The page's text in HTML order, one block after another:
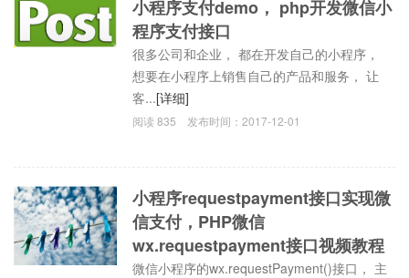
小程序支付demo， php开发微信小
程序支付接口
很多公司和企业， 都在开发自己的小程序，
想要在小程序上销售自己的产品和服务， 让
客...[详细]
阅读835 发布时间：2017-12-01
小程序requestpayment接口实现微
信支付，PHP微信
wx.requestpayment接口视频教程
微信小程序的wx.requestPayment()接口， 主